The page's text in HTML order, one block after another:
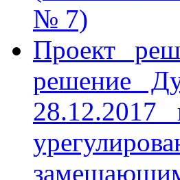
№ 7)
Проект
решение